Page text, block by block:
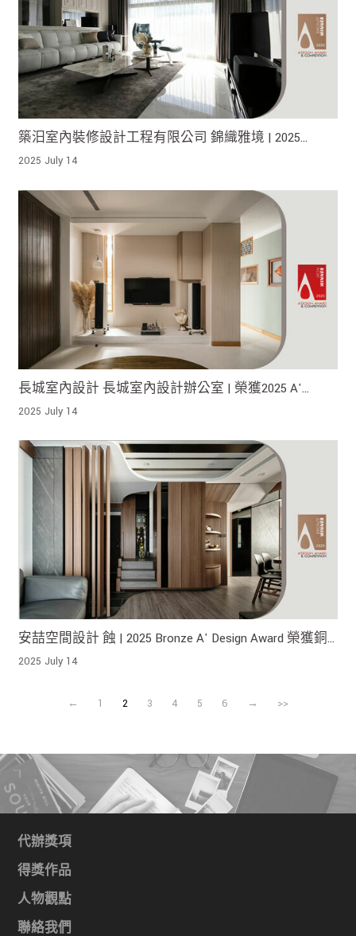
築汨室內裝修設計工程有限公司 錦織雅境 | 2025
Bronze A' Design Award 榮獲銅獎!
2025 July 14
長城室內設計 長城室內設計辦公室 | 榮獲2025 A'
Design Award Iron Winner !
2025 July 14
安喆空間設計 蝕 | 2025 Bronze A' Design Award 榮獲銅
獎!
2025 July 14
← 1 2 3 4 5 6 → >>
代辦獎項
得獎作品
人物觀點
聯絡我們